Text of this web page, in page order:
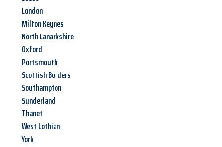
London
Milton Keynes
North Lanarkshire
Oxford
Portsmouth
Scottish Borders
Southampton
Sunderland
Thanet
West Lothian
York